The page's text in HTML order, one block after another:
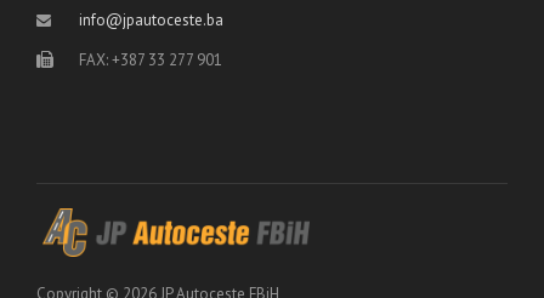
info@jpautoceste.ba
FAX: +387 33 277 901
Copyright © 2026 JP Autoceste FBiH